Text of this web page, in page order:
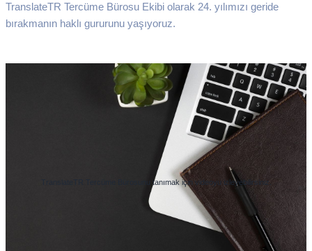
TranslateTR Tercüme Bürosu Ekibi olarak 24. yılımızı geride
bırakmanın haklı gururunu yaşıyoruz.
TranslateTR Tercüme Bürosunu tanımak için videoyu izleyebilirsiniz.